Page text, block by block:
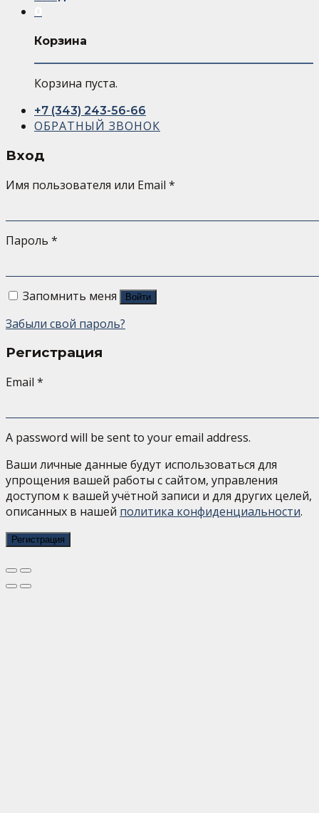
Корзина
Корзина пуста.
+7 (343) 243-56-66
ОБРАТНЫЙ ЗВОНОК
Вход
Имя пользователя или Email *
Пароль *
Запомнить меня Войти
Забыли свой пароль?
Регистрация
Email *
A password will be sent to your email address.
Ваши личные данные будут использоваться для
упрощения вашей работы с сайтом, управления
доступом к вашей учётной записи и для других целей,
описанных в нашей политика конфиденциальности.
Регистрация